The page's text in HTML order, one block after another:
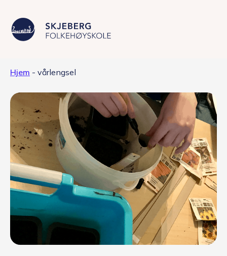
Livet på skolen
Skolen
Kontakt
Valgfag
Siste nytt
Q&A
Hjem - vårlengsel